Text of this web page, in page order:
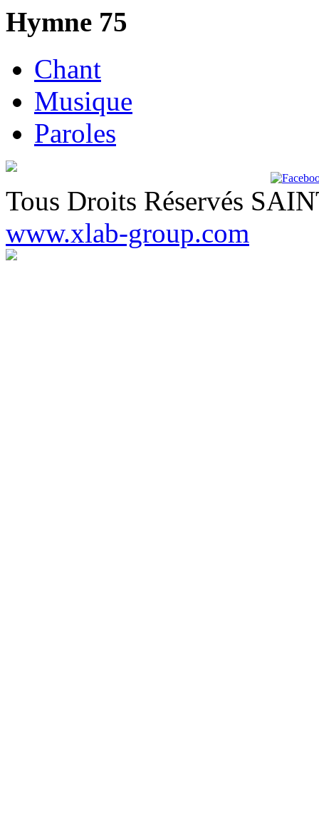
Hymne 75
Chant
Musique
Paroles
Tous Droits Réservés
www.xlab-group.com